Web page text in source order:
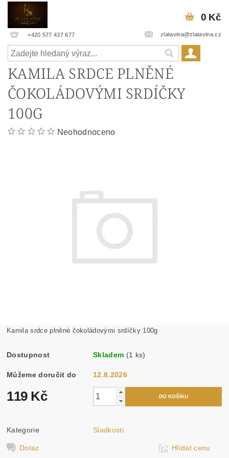
+420 577 437 677 zlatavina@zlatavina.cz
0 Kč
KAMILA SRDCE PLNĚNÉ
ČOKOLÁDOVÝMI SRDÍČKY
100G
Neohodnoceno
Kamila srdce plněné čokoládovými srdíčky 100g
Dostupnost Skladem (1 ks)
Můžeme doručit do 12.8.2026
119 Kč
Kategorie Sladkosti
Dotaz Hlídat cenu